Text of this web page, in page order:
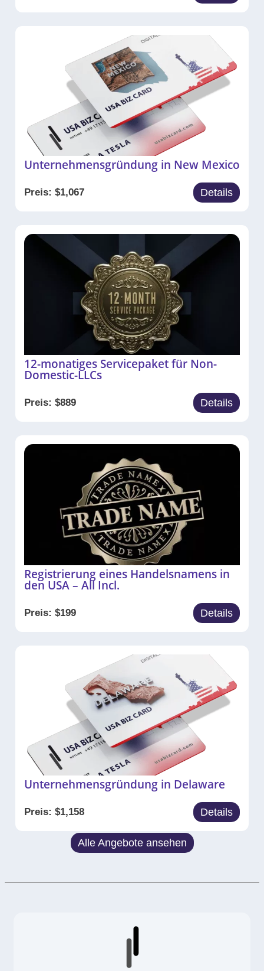
Unternehmensgründung in New Mexico
Preis: $1,067 Details
12-monatiges Servicepaket für Non-
Domestic-LLCs
Preis: $889 Details
Registrierung eines Handelsnamens in
den USA – All Incl.
Preis: $199 Details
Unternehmensgründung in Delaware
Preis: $1,158 Details
Alle Angebote ansehen